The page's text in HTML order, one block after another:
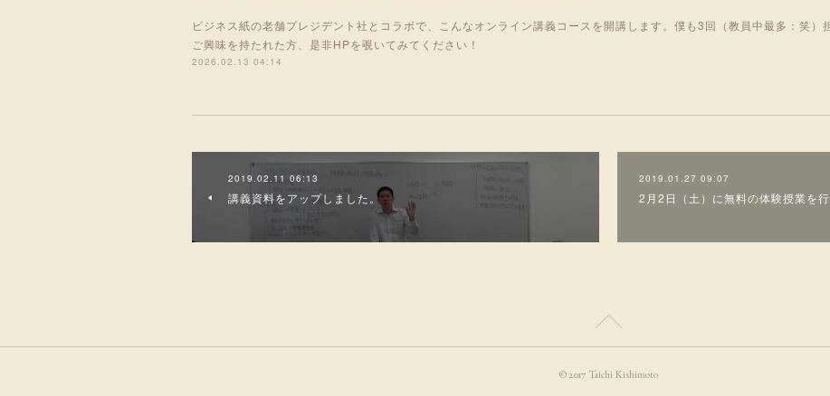
ビジネス紙の老舗プレジデント社とコラボで、こんなオンライン講義コースを開講します。僕も3回（教員中最多：笑）
ご興味を持たれた方、是非HPを覗いてみてください！
2026.02.13 04:14
2019.02.11 06:13
講義資料をアップしました。
2019.01.27 09:07
2月2日（土）に無料の体験授業を行
© 2017 Taichi Kishimoto